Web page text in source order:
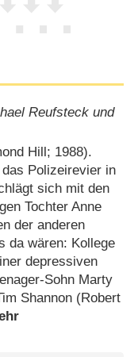
Reufsteck und
Hill; 1988).
Polizeirevier in
sich mit den
Tochter Anne
der anderen
da wären: Kollege
depressiven
Sohn Marty
Shannon (Robert